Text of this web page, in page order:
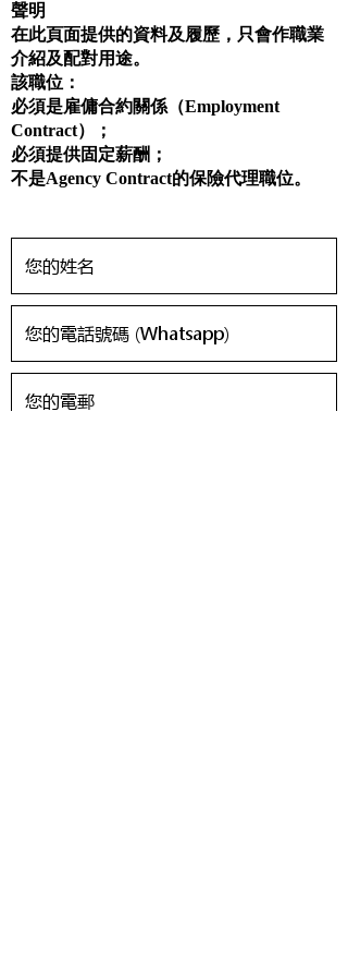
聲明
在此頁面提供的資料及履歷，只會作職業
介紹及配對用途。
該職位：
必須是雇傭合約關係（Employment
Contract）；
必須提供固定薪酬；
不是Agency Contract的保險代理職位。